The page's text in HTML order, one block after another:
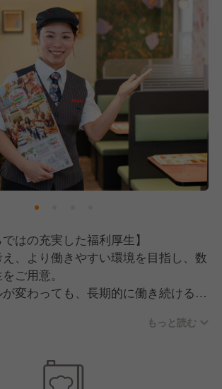
迎します≫
、会社と共に成長しつづけてくれる方
、笑顔でお客様対応をできる方
、チームワークを大切にできる方
ョン能力に自信のある方
ではの充実した福利厚生】
、より働きやすい環境を目指し、数
ご用意。
変わっても、長期的に働き続けるこ
助制度（勤務時に50％オフで食事可
度（取得率：女性100％、男性
もっと読む